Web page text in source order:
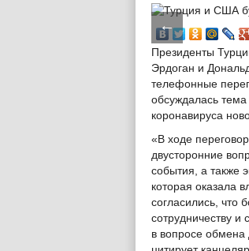
←
Президенты
Эрдоган и
телефонные
обсуждалась
коронавируса
«В ходе
двусторонние
события, а также
которая оказала
согласились, что
сотрудничеству
в вопросе